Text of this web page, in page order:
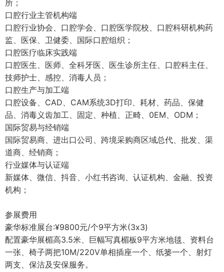
所；
口腔行业主管机构端
口腔行业协会、口腔学会、口腔医学院校、口腔科研机构药
监、医保、卫健委、国际口腔组织；
口腔医疗临床实践端
口腔医生、医师、全科牙医、医生诊所主任、口腔科主任、
技师护士、感控、消毒人员；
口腔生产与加工端
口腔设备、CAD、CAM系统3D打印、耗材、药品、保健
品、消毒义齿加工、固定、种植、正畸、0EM、ODM；
国际贸易与经销端
国际贸易商、进出口公司、跨境采购商区域总代、批发、渠
道商、经销商；
行业媒体与认证端
新媒体、微信、抖音、小红书咨询、认证机构、金融、投资
机构；
参展费用
豪华标准展台:¥9800元/个9平方米(3x3)
配置豪华展楣高3.5米、巨幅写真楣板9平方米地毯、资料台
一张、椅子两把10M/220V单相插座一个、纸篓一个、射灯
两支、保沽及安保服务。